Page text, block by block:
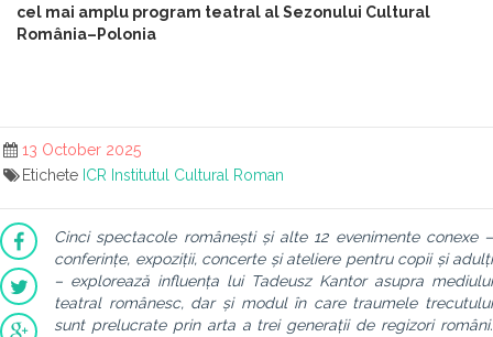
cel mai amplu program teatral al Sezonului Cultural
România–Polonia
13 October 2025
Etichete ICR Institutul Cultural Roman
Cinci spectacole românești și alte 12 evenimente conexe –
conferințe, expoziții, concerte și ateliere pentru copii și adulți
– explorează influența lui Tadeusz Kantor asupra mediului
teatral românesc, dar și modul în care traumele trecutului
sunt prelucrate prin arta a trei generații de regizori români.